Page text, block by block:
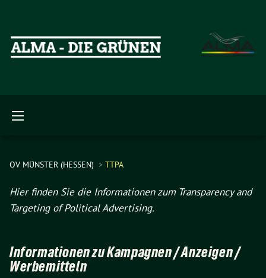
OV MÜNSTER (HESSEN) TTPA
Hier finden Sie die Informationen zum Transparency and
Targeting of Political Advertising.
Informationen zu Kampagnen / Anzeigen /
Werbemitteln